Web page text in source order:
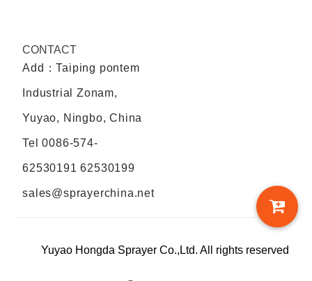
CONTACT
Add：Taiping pontem
Industrial Zonam,
Yuyao, Ningbo, China
Tel 0086-574-
62530191 62530199
sales@sprayerchina.net
Yuyao Hongda Sprayer Co.,Ltd. All rights reserved